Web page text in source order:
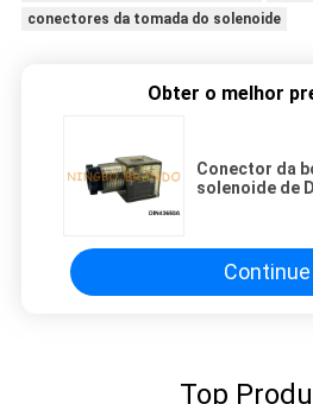
conectores da tomada do solenoide
Obter o melhor
Conector da
solenoide de
Continue
Top